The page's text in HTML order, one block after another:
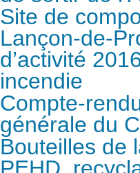
Site de
Lançon-de-
d’activité
incendie
Compte-
générale du
Bouteilles de